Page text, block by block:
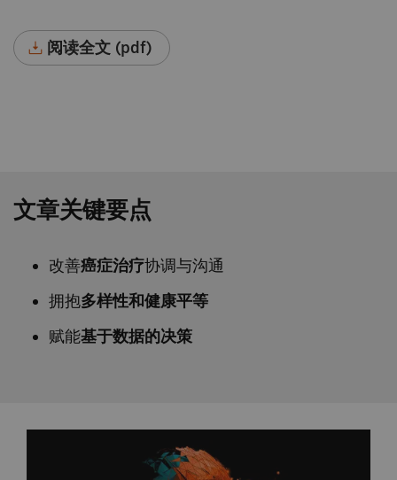
阅读全文 (pdf)
文章关键要点
改善癌症治疗协调与沟通
拥抱多样性和健康平等
赋能基于数据的决策